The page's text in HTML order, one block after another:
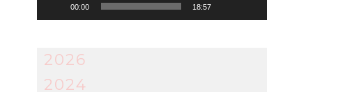
00:00 18:57
2026
2024